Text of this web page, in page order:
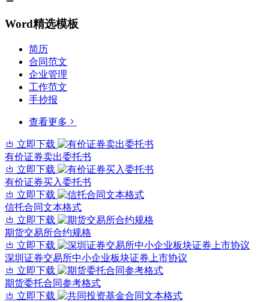
Word精选模板
简历
合同范文
企业管理
工作范文
手抄报
查看更多
立即下载
有价证券卖出委托书
立即下载
有价证券买入委托书
立即下载
信托合同文本格式
立即下载
期货交易所合约规格
立即下载
深圳证券交易所中小企业板块证券上市协议
立即下载
期货委托合同参考格式
立即下载